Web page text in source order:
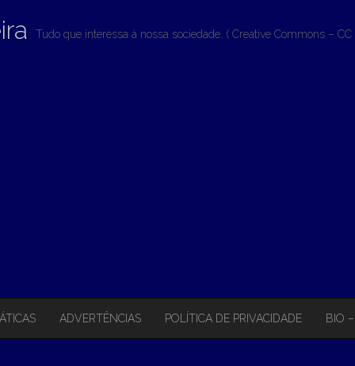
Tudo que interessa à nossa sociedade. ( Creative Commons – CC
ADVERTÊNCIAS POLÍTICA DE PRIVACIDADE BIO